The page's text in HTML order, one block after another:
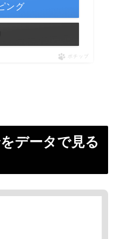
ング
ポチップ
データで見る